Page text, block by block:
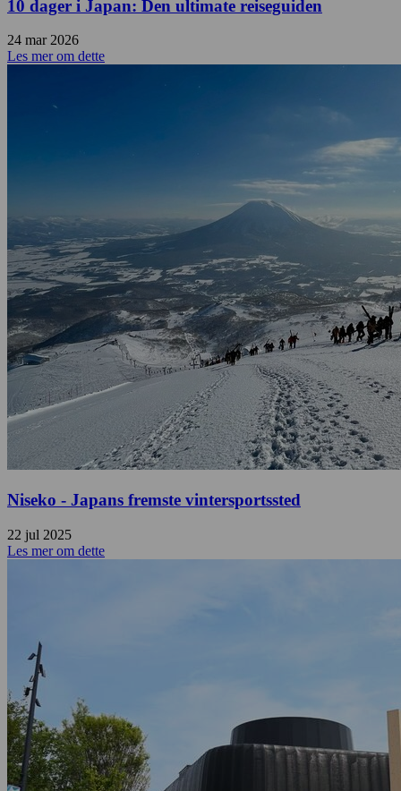
10 dager i Japan: Den ultimate reiseguiden
24 mar 2026
Les mer om dette
Niseko - Japans fremste vintersportssted
22 jul 2025
Les mer om dette